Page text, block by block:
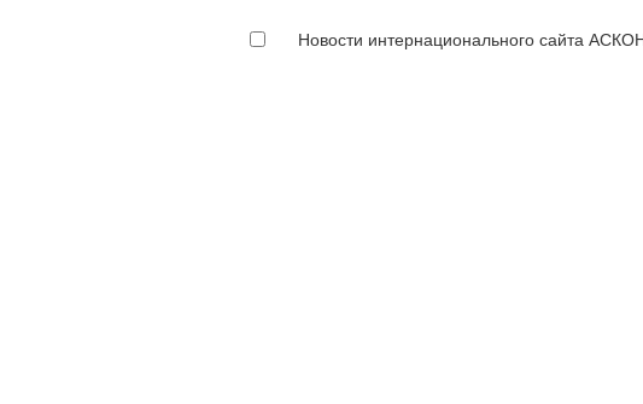
Новости интернационального сайта